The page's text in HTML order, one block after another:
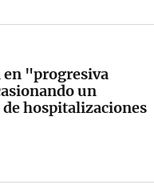
en "progresiva
un
hospitalizaciones